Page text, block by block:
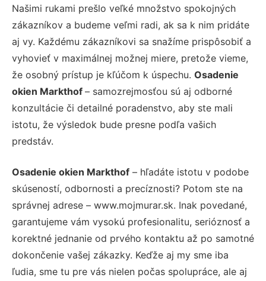
Našimi rukami prešlo veľké množstvo spokojných
zákazníkov a budeme veľmi radi, ak sa k nim pridáte
aj vy. Každému zákazníkovi sa snažíme prispôsobiť a
vyhovieť v maximálnej možnej miere, pretože vieme,
že osobný prístup je kľúčom k úspechu. Osadenie
okien Markthof – samozrejmosťou sú aj odborné
konzultácie či detailné poradenstvo, aby ste mali
istotu, že výsledok bude presne podľa vašich
predstáv.
Osadenie okien Markthof – hľadáte istotu v podobe
skúseností, odbornosti a precíznosti? Potom ste na
správnej adrese – www.mojmurar.sk. Inak povedané,
garantujeme vám vysokú profesionalitu, serióznosť a
korektné jednanie od prvého kontaktu až po samotné
dokončenie vašej zákazky. Keďže aj my sme iba
ľudia, sme tu pre vás nielen počas spolupráce, ale aj